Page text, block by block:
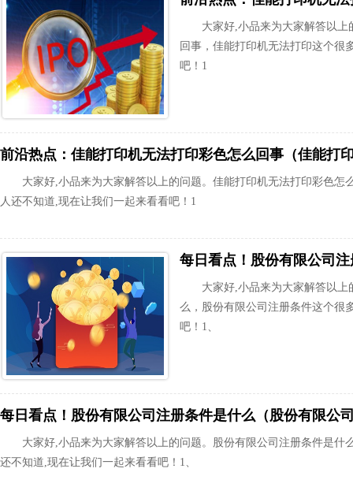
大家好,小品来为大家解答以
回事，佳能打印机无法打印这个很
吧！1
前沿热点：佳能打印机无法打印彩色怎么回事（佳能打
大家好,小品来为大家解答以上的问题。佳能打印机无法打印彩色怎
人还不知道,现在让我们一起来看看吧！1
大家好,小品来为大家解答以
么，股份有限公司注册条件这个很
吧！1、
每日看点！股份有限公司注册条件是什么（股份有限公
大家好,小品来为大家解答以上的问题。股份有限公司注册条件是什
还不知道,现在让我们一起来看看吧！1、